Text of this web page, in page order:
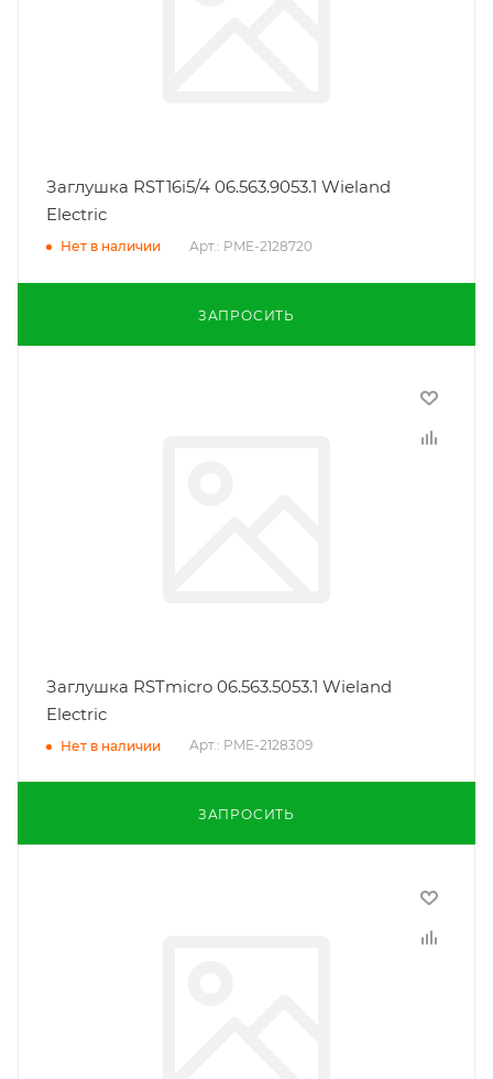
Заглушка RST16i5/4 06.563.9053.1 Wieland
Electric
Нет в наличии Арт.: PME-2128720
ЗАПРОСИТЬ
Заглушка RSTmicro 06.563.5053.1 Wieland
Electric
Нет в наличии Арт.: PME-2128309
ЗАПРОСИТЬ